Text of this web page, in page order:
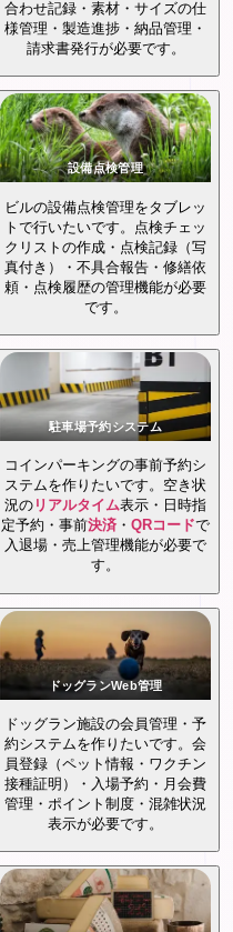
合わせ記録・素材・サイズの仕
様管理・製造進捗・納品管理・
請求書発行が必要です。
設備点検管理
ビルの設備点検管理をタブレッ
トで行いたいです。点検チェッ
クリストの作成・点検記録（写
真付き）・不具合報告・修繕依
頼・点検履歴の管理機能が必要
です。
駐車場予約システム
コインパーキングの事前予約シ
ステムを作りたいです。空き状
況の リアルタイム表示・日時指
定予約・事前決済 ・ QRコードで
入退場・売上管理機能が必要で
す。
ドッグランWeb管理
ドッグラン施設の会員管理・予
約システムを作りたいです。会
員登録（ペット情報・ワクチン
接種証明）・入場予約・月会費
管理・ポイント制度・混雑状況
表示が必要です。